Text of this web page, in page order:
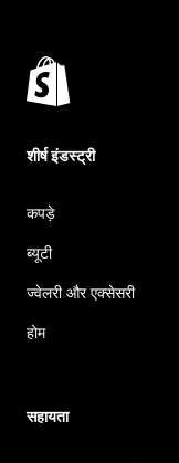
शीर्ष इंडस्ट्री
कपड़े
ब्यूटी
ज्वेलरी और एक्सेसरी
होम
सहायता